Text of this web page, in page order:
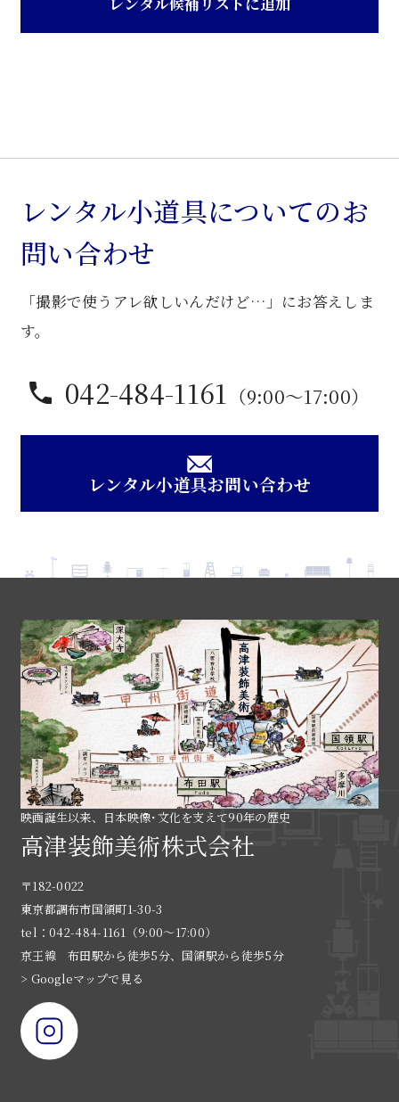
ザ
ク
会
議
子
レンタル小道具についてのお
問い合わせ
「撮影で使うアレ欲しいんだけど…」にお答えしま
す。
042-484-1161 （9:00〜17:00）
レンタル小道具お問い合わせ
映画誕生以来、日本映像･文化を支えて90年の歴史
高津装飾美術株式会社
〒182-0022
東京都調布市国領町1-30-3
tel：042-484-1161（9:00〜17:00）
京王線 布田駅から徒歩5分、国領駅から徒歩5分
> Googleマップで見る